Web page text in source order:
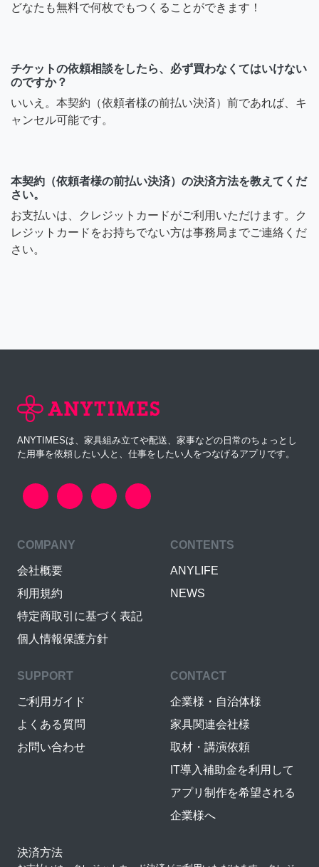
どなたも無料で何枚でもつくることができます！
チケットの依頼相談をしたら、必ず買わなくてはいけない
のですか？
いいえ。本契約（依頼者様の前払い決済）前であれば、キ
ャンセル可能です。
本契約（依頼者様の前払い決済）の決済方法を教えてくだ
さい。
お支払いは、クレジットカードがご利用いただけます。ク
レジットカードをお持ちでない方は事務局までご連絡くだ
さい。
ANYTIMESは、家具組み立てや配送、家事などの日常のちょっとし
た用事を依頼したい人と、仕事をしたい人をつなげるアプリです。
COMPANY
会社概要
利用規約
特定商取引に基づく表記
個人情報保護方針
CONTENTS
ANYLIFE
NEWS
SUPPORT
ご利用ガイド
よくある質問
お問い合わせ
CONTACT
企業様・自治体様
家具関連会社様
取材・講演依頼
IT導入補助金を利用して
アプリ制作を希望される
企業様へ
決済方法